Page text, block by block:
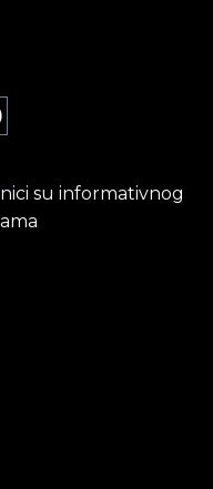
su informativnog